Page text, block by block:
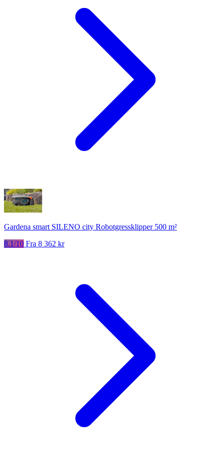
Gardena smart SILENO city Robotgressklipper 500 m²
8.1/10 Fra 8 362 kr